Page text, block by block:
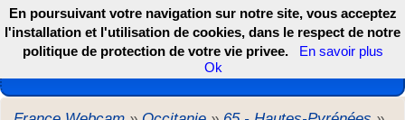
Les webcams de France, DOM TOM et COM
En poursuivant votre navigation sur notre site, vous acceptez
l'installation et l'utilisation de cookies, dans le respect de notre
politique de protection de votre vie privee.
En savoir plus
Ok